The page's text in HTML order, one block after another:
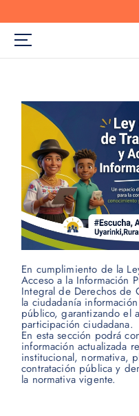
En cumplimiento de la
Acceso a la Información
Integral de Derechos de
la ciudadanía
público, garantizando el
participación ciudadana.
En esta sección podrá
información actualizada
institucional, normativa,
contratación pública y
la normativa vigente.